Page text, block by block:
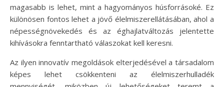
magasabb is lehet, mint a hagyományos húsforrásoké. Ez
különösen fontos lehet a jövő élelmiszerellátásában, ahol a
népességnövekedés és az éghajlatváltozás jelentette
kihívásokra fenntartható válaszokat kell keresni.
Az ilyen innovatív megoldások elterjedésével a társadalom
képes lehet csökkenteni az élelmiszerhulladék